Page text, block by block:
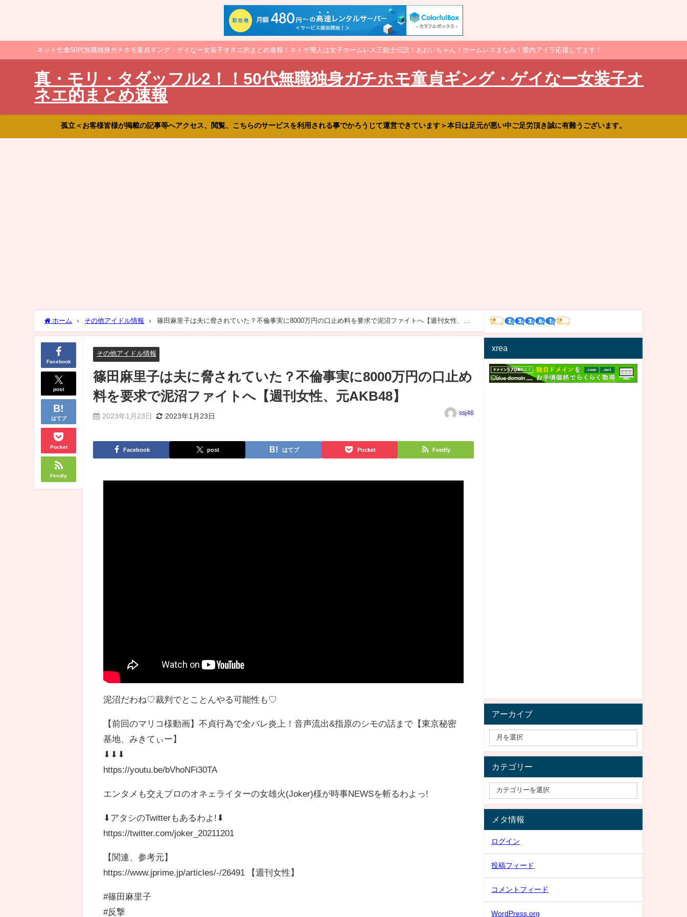
ネット乞食50代無職独身ガチホモ童貞ギング・ゲイなー女装子オネエ的まとめ速報！ネトゲ廃人は女子ホームレス三銃士伝説！あおいちゃん！ホームレスまなみ！愛内アイラ応援してます！
真・モリ・タダッフル2！！50代無職独身ガチホモ童貞ギング・ゲイなー女装子オ
ネエ的まとめ速報
孤立＜お客様皆様が掲載の記事等へアクセス、閲覧、こちらのサービスを利用される事でかろうじて運営できています＞本日は足元が悪い中ご足労頂き誠に有難うございます。
ホーム その他アイドル情報
篠田麻里子は夫に脅されていた？不倫事実に8000万円の口止め料を要求で泥沼ファイトへ【週刊女性、元
AKB48】
Facebook
post
はてブ
Pocket
Feedly
その他アイドル情報
篠田麻里子は夫に脅されていた？不倫事実に8000万円の口止め
料を要求で泥沼ファイトへ【週刊女性、元AKB48】
2023年1月23日 2023年1月23日 ssj46
Facebook post はてブ Pocket Feedly
泥沼だわね♡裁判でとことんやる可能性も♡
【前回のマリコ様動画】不貞行為で全バレ炎上！音声流出&指原のシモの話まで【東京秘密
基地、みきてぃー】
⬇︎⬇︎⬇︎
https://youtu.be/bVhoNFi30TA
エンタメも交えプロのオネェライターの女雄火(Joker)様が時事NEWSを斬るわよっ!
⬇︎アタシのTwitterもあるわよ!⬇︎
https://twitter.com/joker_20211201
【関連、参考元】
https://www.jprime.jp/articles/-/26491 【週刊女性】
#篠田麻里子
#反撃
xrea
アーカイブ
カテゴリー
メタ情報
ログイン
投稿フィード
コメントフィード
WordPress.org